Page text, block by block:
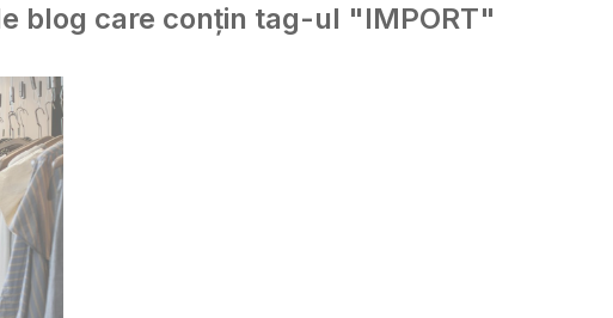
blog care conțin tag-ul "IMPORT"